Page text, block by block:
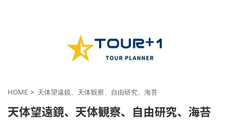
HOME > 天体望遠鏡、天体観察、自由研究、海苔
天体望遠鏡、天体観察、自由研究、海苔